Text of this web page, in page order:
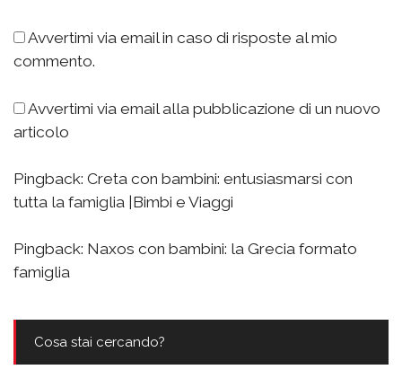
Avvertimi via email in caso di risposte al mio
commento.
Avvertimi via email alla pubblicazione di un nuovo
articolo
Pingback: Creta con bambini: entusiasmarsi con
tutta la famiglia |Bimbi e Viaggi
Pingback: Naxos con bambini: la Grecia formato
famiglia
Cosa stai cercando?